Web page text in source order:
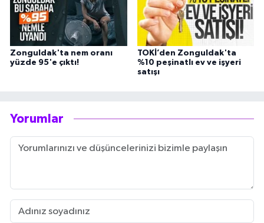
Zonguldak'ta nem oranı
yüzde 95'e çıktı!
TOKİ’den Zonguldak'ta
%10 peşinatlı ev ve işyeri
satışı
Yorumlar